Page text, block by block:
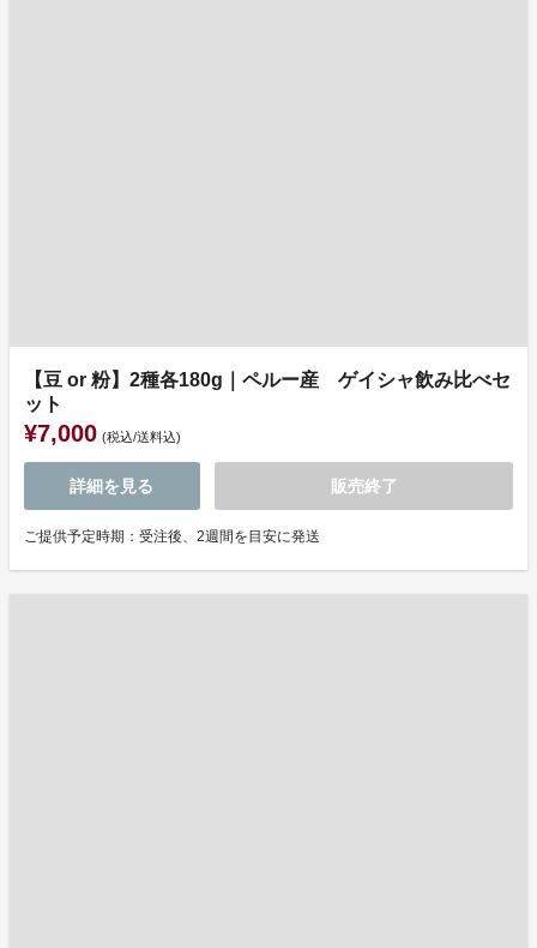
【豆 or 粉】2種各180g｜ペルー産 ゲイシャ飲み比べセ
ット
¥7,000 (税込/送料込)
詳細を見る 販売終了
ご提供予定時期：受注後、2週間を目安に発送